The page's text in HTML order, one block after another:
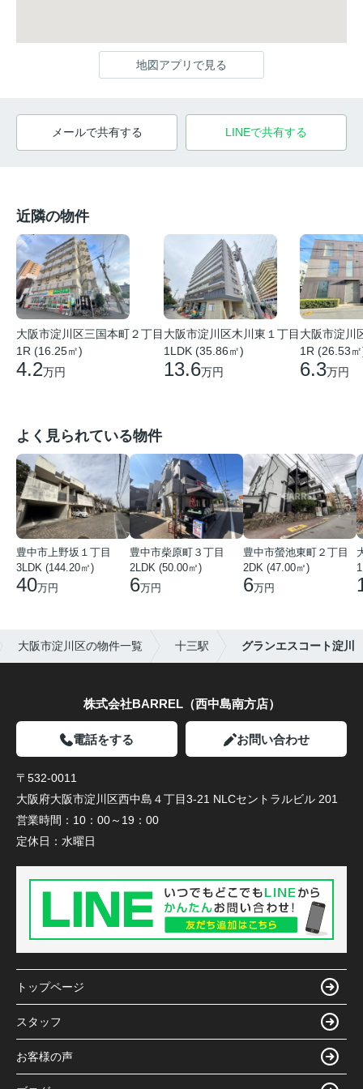
地図アプリで見る
メールで共有する LINEで共有する
近隣の物件
大阪市淀川区三国本町２丁目
1R (16.25㎡)
4.2万円
大阪市淀川区木川東１丁目
1LDK (35.86㎡)
13.6万円
大阪市淀川
1R (26.53
6.3万円
よく見られている物件
豊中市上野坂１丁目
3LDK (144.20㎡)
40万円
豊中市柴原町３丁目
2LDK (50.00㎡)
6万円
豊中市螢池東町２丁目
2DK (47.00㎡)
6万円
大阪市淀川区の物件一覧 十三駅 グランエスコート淀川
株式会社BARREL（西中島南方店）
電話をする お問い合わせ
〒532-0011
大阪府大阪市淀川区西中島４丁目3-21 NLCセントラルビル 201
営業時間： 10：00～19：00
定休日： 水曜日
トップページ
スタッフ
お客様の声